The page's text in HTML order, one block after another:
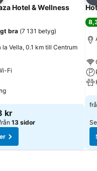
Hotel & Wellness
bra (7 131 betyg)
la Vella, 0.1 km till Centrum
Fi
kr
13 sidor